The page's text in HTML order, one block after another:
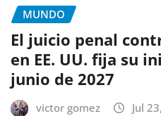
MUNDO
El juicio penal
en EE. UU. fija su
junio de 2027
victor gomez Jul